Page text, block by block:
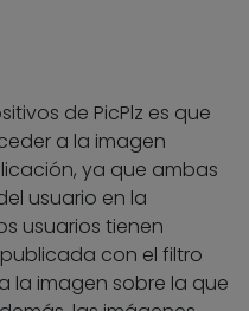
de PicPlz es que
a la imagen
ya que ambas
usuario en la
usuarios tienen
con el filtro
la imagen sobre la que